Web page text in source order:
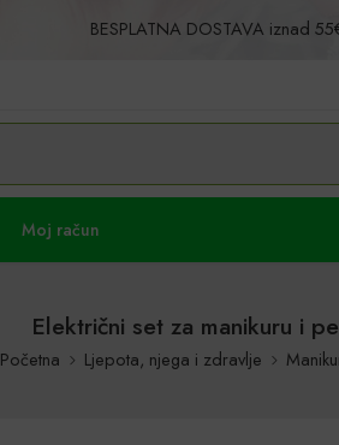
BESPLATNA DOSTAVA iznad
Moj račun
Električni set za manikuru i
Početna Ljepota, njega i zdravlje